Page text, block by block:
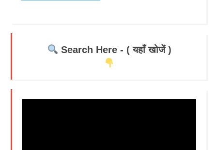
Search Here - ( यहाँ खोजें )